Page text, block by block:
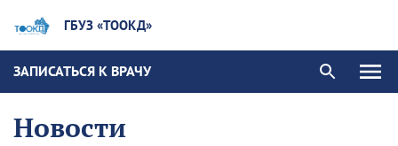
ГБУЗ «ТООКД»
ЗАПИСАТЬСЯ К ВРАЧУ
Новости